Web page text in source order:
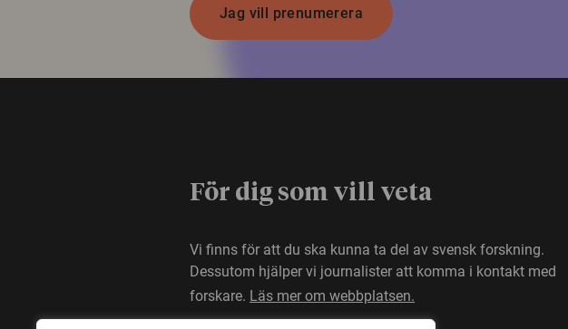
Jag vill prenumerera
För dig som vill veta
Vi finns för att du ska kunna ta del av svensk forskning.
Dessutom hjälper vi journalister att komma i kontakt med
forskare. Läs mer om webbplatsen.